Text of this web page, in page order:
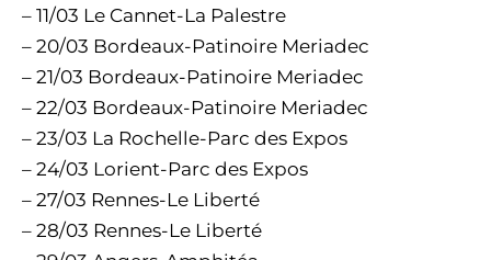
– 11/03 Le Cannet-La Palestre
– 20/03 Bordeaux-Patinoire Meriadec
– 21/03 Bordeaux-Patinoire Meriadec
– 22/03 Bordeaux-Patinoire Meriadec
– 23/03 La Rochelle-Parc des Expos
– 24/03 Lorient-Parc des Expos
– 27/03 Rennes-Le Liberté
– 28/03 Rennes-Le Liberté